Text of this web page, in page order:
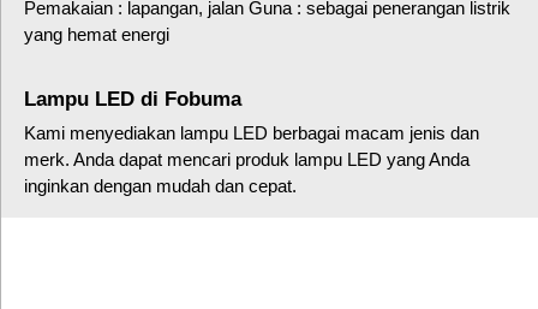
Pemakaian : lapangan, jalan Guna : sebagai penerangan listrik
yang hemat energi
Lampu LED di Fobuma
Kami menyediakan lampu LED berbagai macam jenis dan
merk. Anda dapat mencari produk lampu LED yang Anda
inginkan dengan mudah dan cepat.